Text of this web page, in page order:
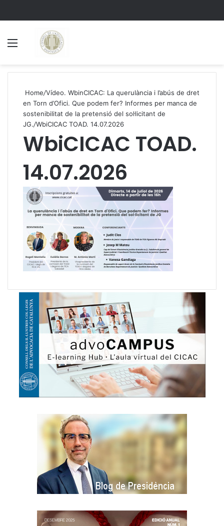
Home/Vídeo. WbinCICAC: La querulància i l’abús de dret
en Torn d’Ofici. Que podem fer? Informes per manca de
sostenibilitat de la pretensió del sol·licitant de
JG./WbiCICAC TOAD. 14.07.2026
WbiCICAC TOAD.
14.07.2026